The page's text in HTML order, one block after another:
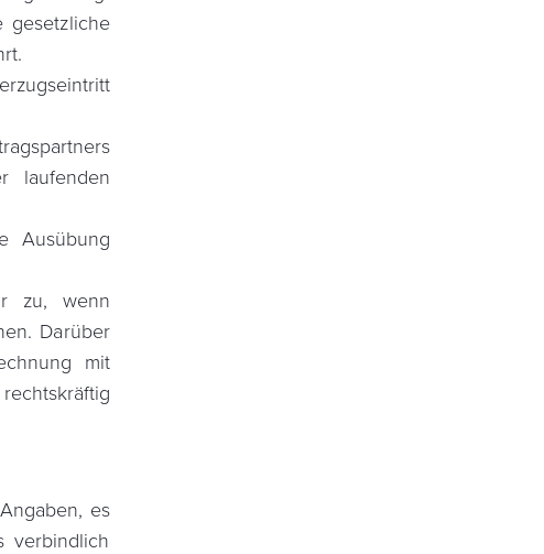
gesetzliche
laufenden
Ausübung
zu, wenn
Darüber
mit
es
verbindlich